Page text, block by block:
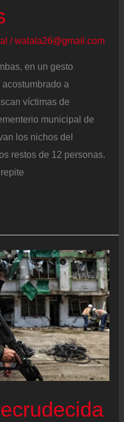
/walala26@gmail.com
en un gesto
a
víctimas de
municipal de
los nichos del
restos de 12 personas.